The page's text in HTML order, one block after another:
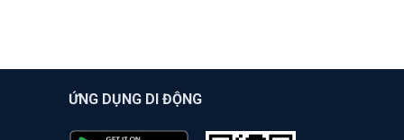
ỨNG DỤNG DI ĐỘNG